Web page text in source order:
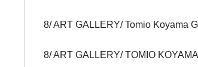
8/ ART GALLERY/ Tomio Koyama
8/ ART GALLERY/ TOMIO